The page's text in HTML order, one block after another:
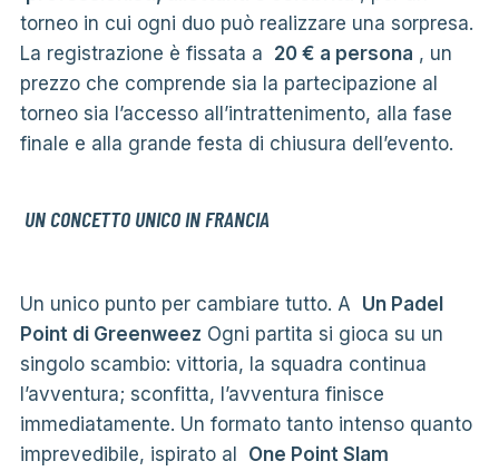
torneo in cui ogni duo può realizzare una sorpresa.
La registrazione è fissata a 20 € a persona , un
prezzo che comprende sia la partecipazione al
torneo sia l’accesso all’intrattenimento, alla fase
finale e alla grande festa di chiusura dell’evento.
UN CONCETTO UNICO IN FRANCIA
Un unico punto per cambiare tutto. A Un Padel
Point di Greenweez Ogni partita si gioca su un
singolo scambio: vittoria, la squadra continua
l’avventura; sconfitta, l’avventura finisce
immediatamente. Un formato tanto intenso quanto
imprevedibile, ispirato al One Point Slam